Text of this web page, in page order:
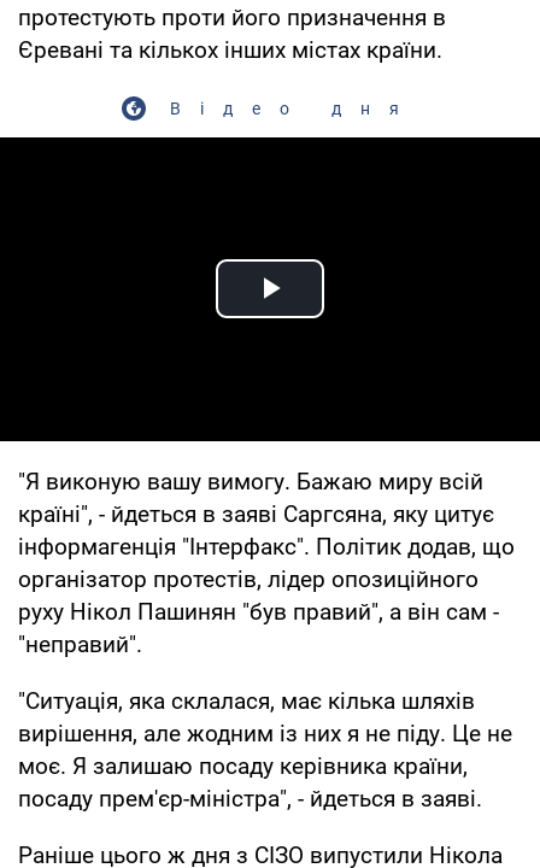
протестують проти його призначення в
Єревані та кількох інших містах країни.
Відео дня
Play Video
"Я виконую вашу вимогу. Бажаю миру всій
країні", - йдеться в заяві Саргсяна, яку цитує
інформагенція "Інтерфакс". Політик додав, що
організатор протестів, лідер опозиційного
руху Нікол Пашинян "був правий", а він сам -
"неправий".
"Ситуація, яка склалася, має кілька шляхів
вирішення, але жодним із них я не піду. Це не
моє. Я залишаю посаду керівника країни,
посаду прем'єр-міністра", - йдеться в заяві.
Раніше цього ж дня з СІЗО випустили Нікола